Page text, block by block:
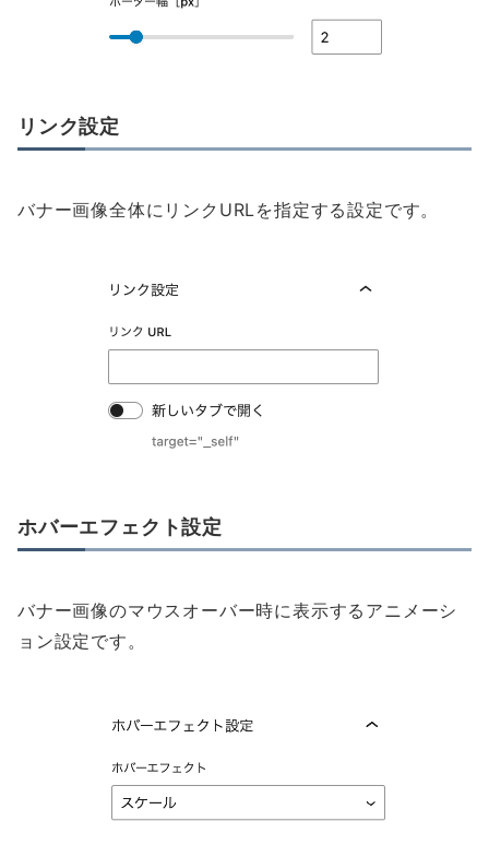
リンク設定
バナー画像全体にリンクURLを指定する設定です。
ホバーエフェクト設定
バナー画像のマウスオーバー時に表示するアニメーシ
ョン設定です。